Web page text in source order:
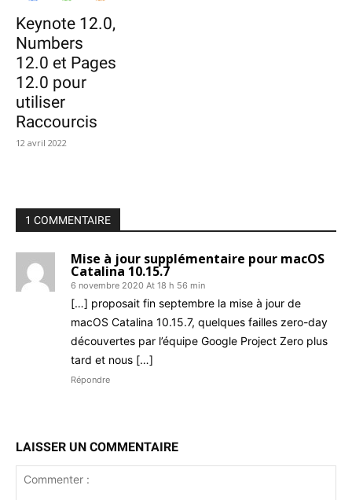
Keynote 12.0,
Numbers
12.0 et Pages
12.0 pour
utiliser
Raccourcis
12 avril 2022
1 COMMENTAIRE
Mise à jour supplémentaire pour macOS
Catalina 10.15.7
6 novembre 2020 At 18 h 56 min
[…] pro­po­sait fin sep­tem­bre la mise à jour de
macOS Catali­na 10.15.7, quelques failles zero-day
décou­vertes par l’équipe Google Project Zero plus
tard et nous […]
Répondre
LAISSER UN COMMENTAIRE